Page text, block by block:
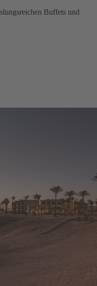
Buffets und